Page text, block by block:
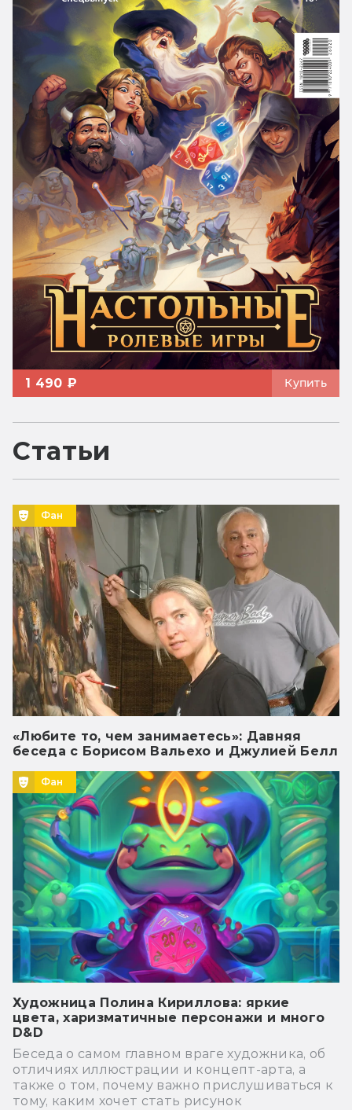
1 490 ₽ Купить
Статьи
Фан
«Любите то, чем занимаетесь»: Давняя
беседа с Борисом Вальехо и Джулией Белл
Фан
Художница Полина Кириллова: яркие
цвета, харизматичные персонажи и много
D&D
Беседа о самом главном враге художника, об
отличиях иллюстрации и концепт-арта, а
также о том, почему важно прислушиваться к
тому, каким хочет стать рисунок